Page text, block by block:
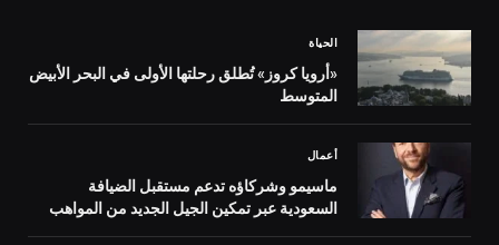
الحياة
«أرويا كروز» تُطلق رحلتها الأولى في البحر الأبيض
المتوسط
أعمال
ماسيمو وشركاؤه تدعم مستقبل الضيافة
السعودية عبر تمكين الجيل الجديد من المواهب